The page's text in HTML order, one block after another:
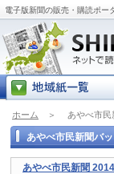
電子版新聞の販売・購読ポー
ホーム ＞ あやべ市民
あやべ市民新聞バ
あやべ市民新聞